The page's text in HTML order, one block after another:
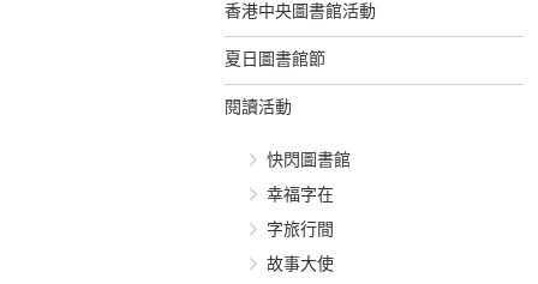
香港中央圖書館活動
夏日圖書館節
閱讀活動
快閃圖書館
幸福字在
字旅行間
故事大使